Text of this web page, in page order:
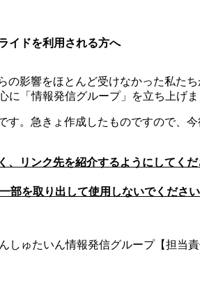
イドを利用される方へ
影響をほとんど受けなかった私た
「情報発信グループ」を立ち上げま
す。急きょ作成したものですので、
、リンク先を紹介するようにしてく
部を取り出して使用しないでください
しゅたいん情報発信グループ【担当